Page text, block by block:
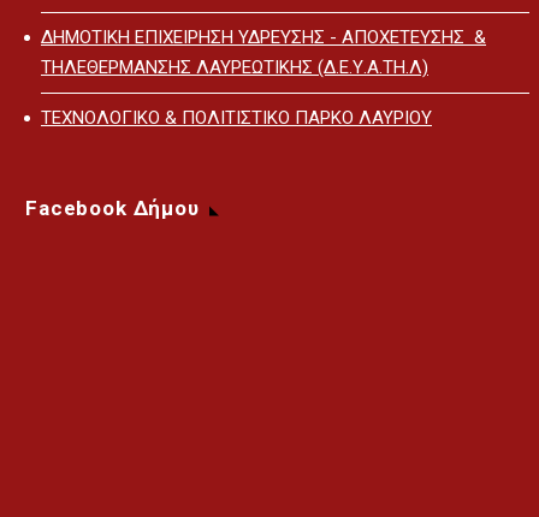
ΔΗΜΟΤΙΚΗ ΕΠΙΧΕΙΡΗΣΗ ΥΔΡΕΥΣΗΣ - ΑΠΟΧΕΤΕΥΣΗΣ &
ΤΗΛΕΘΕΡΜΑΝΣΗΣ ΛΑΥΡΕΩΤΙΚΗΣ (Δ.Ε.Υ.Α.ΤΗ.Λ)
ΤΕΧΝΟΛΟΓΙΚΟ & ΠΟΛΙΤΙΣΤΙΚΟ ΠΑΡΚΟ ΛΑΥΡΙΟΥ
Facebook Δήμου